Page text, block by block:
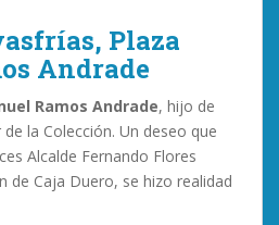
Plaza
Andrade
Ramos Andrade, hijo de
la Colección. Un deseo que
Alcalde Fernando Flores
de Caja Duero, se hizo realidad